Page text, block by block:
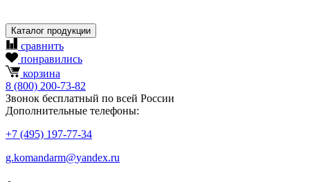
Каталог продукции
сравнить
понравились
корзина
8 (800) 200-73-82
Звонок бесплатный по всей России
Дополнительные телефоны:
+7 (495) 197-77-34
g.komandarm@yandex.ru